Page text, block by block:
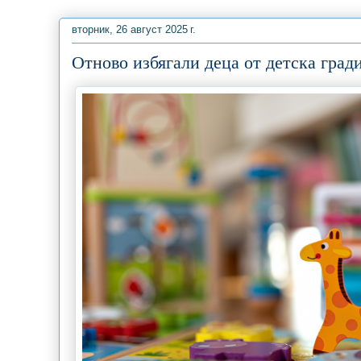
вторник, 26 август 2025 г.
Отново избягали деца от детска